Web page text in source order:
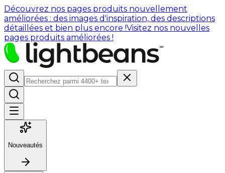
Découvrez nos pages produits nouvellement
améliorées : des images d'inspiration, des descriptions
détaillées et bien plus encore !Visitez nos nouvelles
pages produits améliorées !
Nouveautés